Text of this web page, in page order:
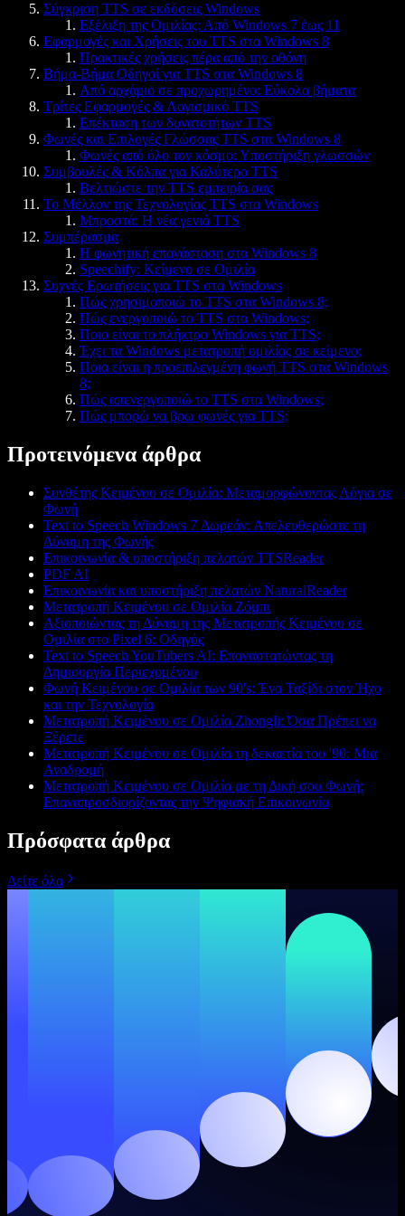
Σύγκριση TTS σε εκδόσεις Windows
Εξέλιξη της Ομιλίας: Από Windows 7 έως 11
Εφαρμογές και Χρήσεις του TTS στα Windows 8
Πρακτικές χρήσεις πέρα από την οθόνη
Βήμα-Βήμα Οδηγοί για TTS στα Windows 8
Από αρχάριο σε προχωρημένο: Εύκολα βήματα
Τρίτες Εφαρμογές & Λογισμικό TTS
Επέκταση των δυνατοτήτων TTS
Φωνές και Επιλογές Γλώσσας TTS στα Windows 8
Φωνές από όλο τον κόσμο: Υποστήριξη γλωσσών
Συμβουλές & Κόλπα για Καλύτερο TTS
Βελτιώστε την TTS εμπειρία σας
Το Μέλλον της Τεχνολογίας TTS στα Windows
Μπροστά: Η νέα γενιά TTS
Συμπέρασμα
Η φωνητική επανάσταση στα Windows 8
Speechify: Κείμενο σε Ομιλία
Συχνές Ερωτήσεις για TTS στα Windows
Πώς χρησιμοποιώ το TTS στα Windows 8;
Πώς ενεργοποιώ το TTS στα Windows;
Ποιο είναι το πλήκτρο Windows για TTS;
Έχει τα Windows μετατροπή ομιλίας σε κείμενο;
Ποια είναι η προεπιλεγμένη φωνή TTS στα Windows
8;
Πώς απενεργοποιώ το TTS στα Windows;
Πώς μπορώ να βρω φωνές για TTS;
Προτεινόμενα άρθρα
Συνθέτης Κειμένου σε Ομιλία: Μεταμορφώνοντας Λόγια σε
Φωνή
Text to Speech Windows 7 Δωρεάν: Απελευθερώστε τη
Δύναμη της Φωνής
Επικοινωνία & υποστήριξη πελατών TTSReader
PDF AI
Επικοινωνία και υποστήριξη πελατών NaturalReader
Μετατροπή Κειμένου σε Ομιλία Ζόμπι
Αξιοποιώντας τη Δύναμη της Μετατροπής Κειμένου σε
Ομιλία στο Pixel 6: Οδηγός
Text to Speech YouTubers AI: Επαναστατώντας τη
Δημιουργία Περιεχομένου
Φωνή Κειμένου σε Ομιλία των 90's: Ένα Ταξίδι στον Ήχο
και την Τεχνολογία
Μετατροπή Κειμένου σε Ομιλία Zhongli: Όσα Πρέπει να
Ξέρετε
Μετατροπή Κειμένου σε Ομιλία τη δεκαετία του '90: Μια
Αναδρομή
Μετατροπή Κειμένου σε Ομιλία με τη Δική σου Φωνή:
Επαναπροσδιορίζοντας την Ψηφιακή Επικοινωνία
Πρόσφατα άρθρα
Δείτε όλα